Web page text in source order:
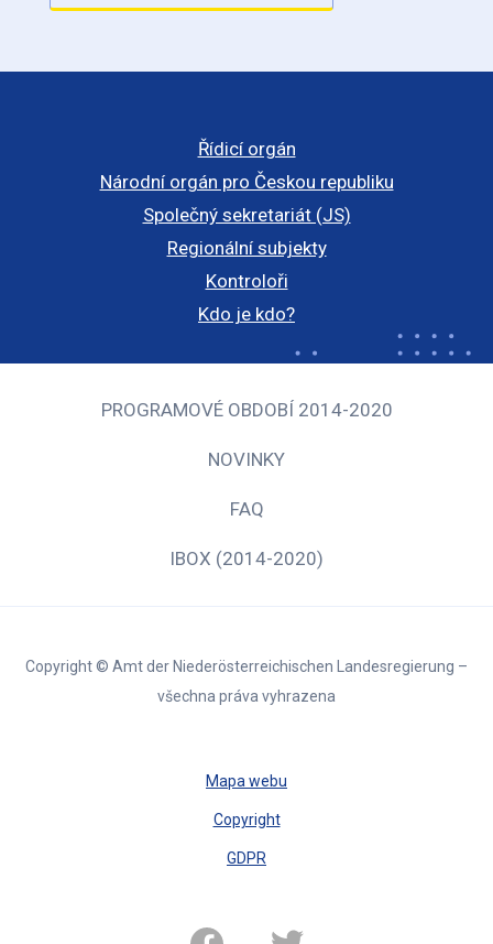
Řídicí orgán
Národní orgán pro Českou republiku
Společný sekretariát (JS)
Regionální subjekty
Kontroloři
Kdo je kdo?
PROGRAMOVÉ OBDOBÍ 2014-2020
NOVINKY
FAQ
IBOX (2014-2020)
Copyright © Amt der Niederösterreichischen Landesregierung –
všechna práva vyhrazena
Mapa webu
Copyright
GDPR